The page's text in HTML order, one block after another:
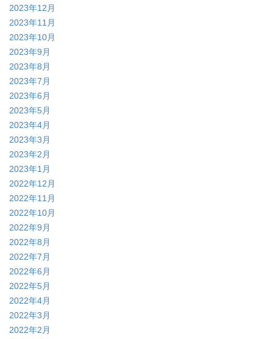
2023年12月
2023年11月
2023年10月
2023年9月
2023年8月
2023年7月
2023年6月
2023年5月
2023年4月
2023年3月
2023年2月
2023年1月
2022年12月
2022年11月
2022年10月
2022年9月
2022年8月
2022年7月
2022年6月
2022年5月
2022年4月
2022年3月
2022年2月